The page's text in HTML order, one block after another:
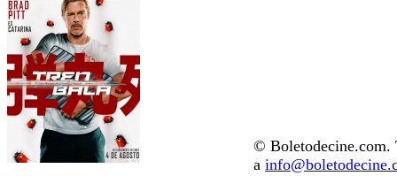
© Boletodecine.com.
a